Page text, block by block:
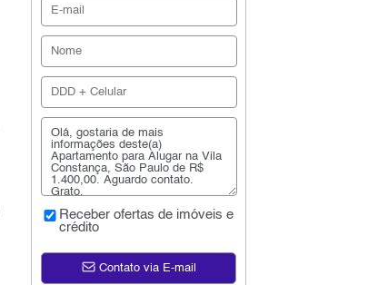
Receber ofertas de imóveis e
crédito
Contato via E-mail